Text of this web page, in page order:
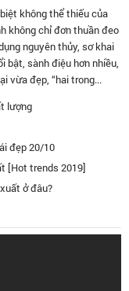
không thể thiếu của
không chỉ đơn thuần đeo
nguyên thủy, sơ khai
bật, sành điệu hơn nhiều,
vừa đẹp, “hai trong...
lượng
đẹp 20/10
[Hot trends 2019]
ở đâu?